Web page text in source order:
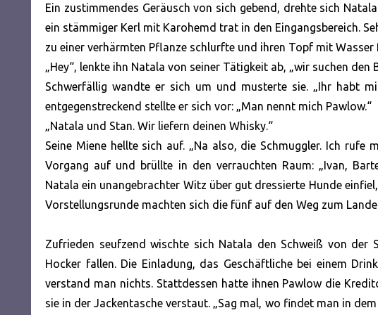
Ein zustimmendes Geräusch von sich gebend, drehte sich
ein stämmiger Kerl mit Karohemd trat in den Eingangsbereich.
zu einer verhärmten Pflanze schlurfte und ihren Topf mit Wasser
„Hey“, lenkte ihn Natala von seiner Tätigkeit ab, „wir suchen den
Schwerfällig wandte er sich um und musterte sie. „Ihr habt
entgegenstreckend stellte er sich vor: „Man nennt mich Pawlow.“
„Natala und Stan. Wir liefern deinen Whisky.“
Seine Miene hellte sich auf. „Na also, die Schmuggler. Ich rufe
Vorgang auf und brüllte in den verrauchten Raum: „Ivan,
Natala ein unangebrachter Witz über gut dressierte Hunde
Vorstellungsrunde machten sich die fünf auf den Weg zum
Zufrieden seufzend wischte sich Natala den Schweiß von der
Hocker fallen. Die Einladung, das Geschäftliche bei einem
verstand man nichts. Stattdessen hatte ihnen Pawlow die
sie in der Jackentasche verstaut. „Sag mal, wo findet man in